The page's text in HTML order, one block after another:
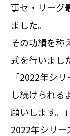
事セ・リーグ
ました。
その功績を称
式を行いまし
「2022年シ
し続けられる
願いします。
2022年シリー